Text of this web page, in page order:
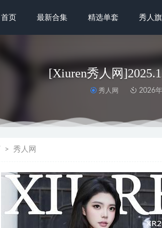
首页 最新合集 精选单套 秀人
[Xiuren秀人网
秀人网 2026
秀人网
安食Ajiki – NO.07 原神 雷电将
KANEKO_咔喵 – NO.12 信浓赛
[微密圈]艾拉·isla – 温顺的小绵